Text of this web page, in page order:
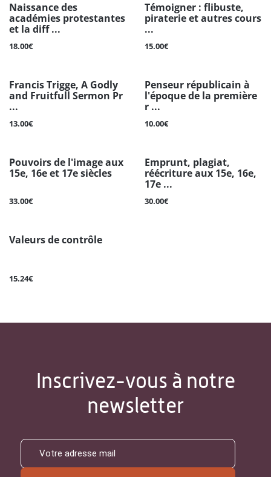
Naissance des
académies protestantes
et la diff ...
18.00€
Témoigner : flibuste,
piraterie et autres cours
...
15.00€
Francis Trigge, A Godly
and Fruitfull Sermon Pr
...
13.00€
Penseur républicain à
l'époque de la première
r ...
10.00€
Pouvoirs de l'image aux
15e, 16e et 17e siècles
33.00€
Emprunt, plagiat,
réécriture aux 15e, 16e,
17e ...
30.00€
Valeurs de contrôle
15.24€
Inscrivez-vous à notre
newsletter